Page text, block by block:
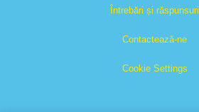
Întrebări și răspunsuri
Contactează-ne
Cookie Settings